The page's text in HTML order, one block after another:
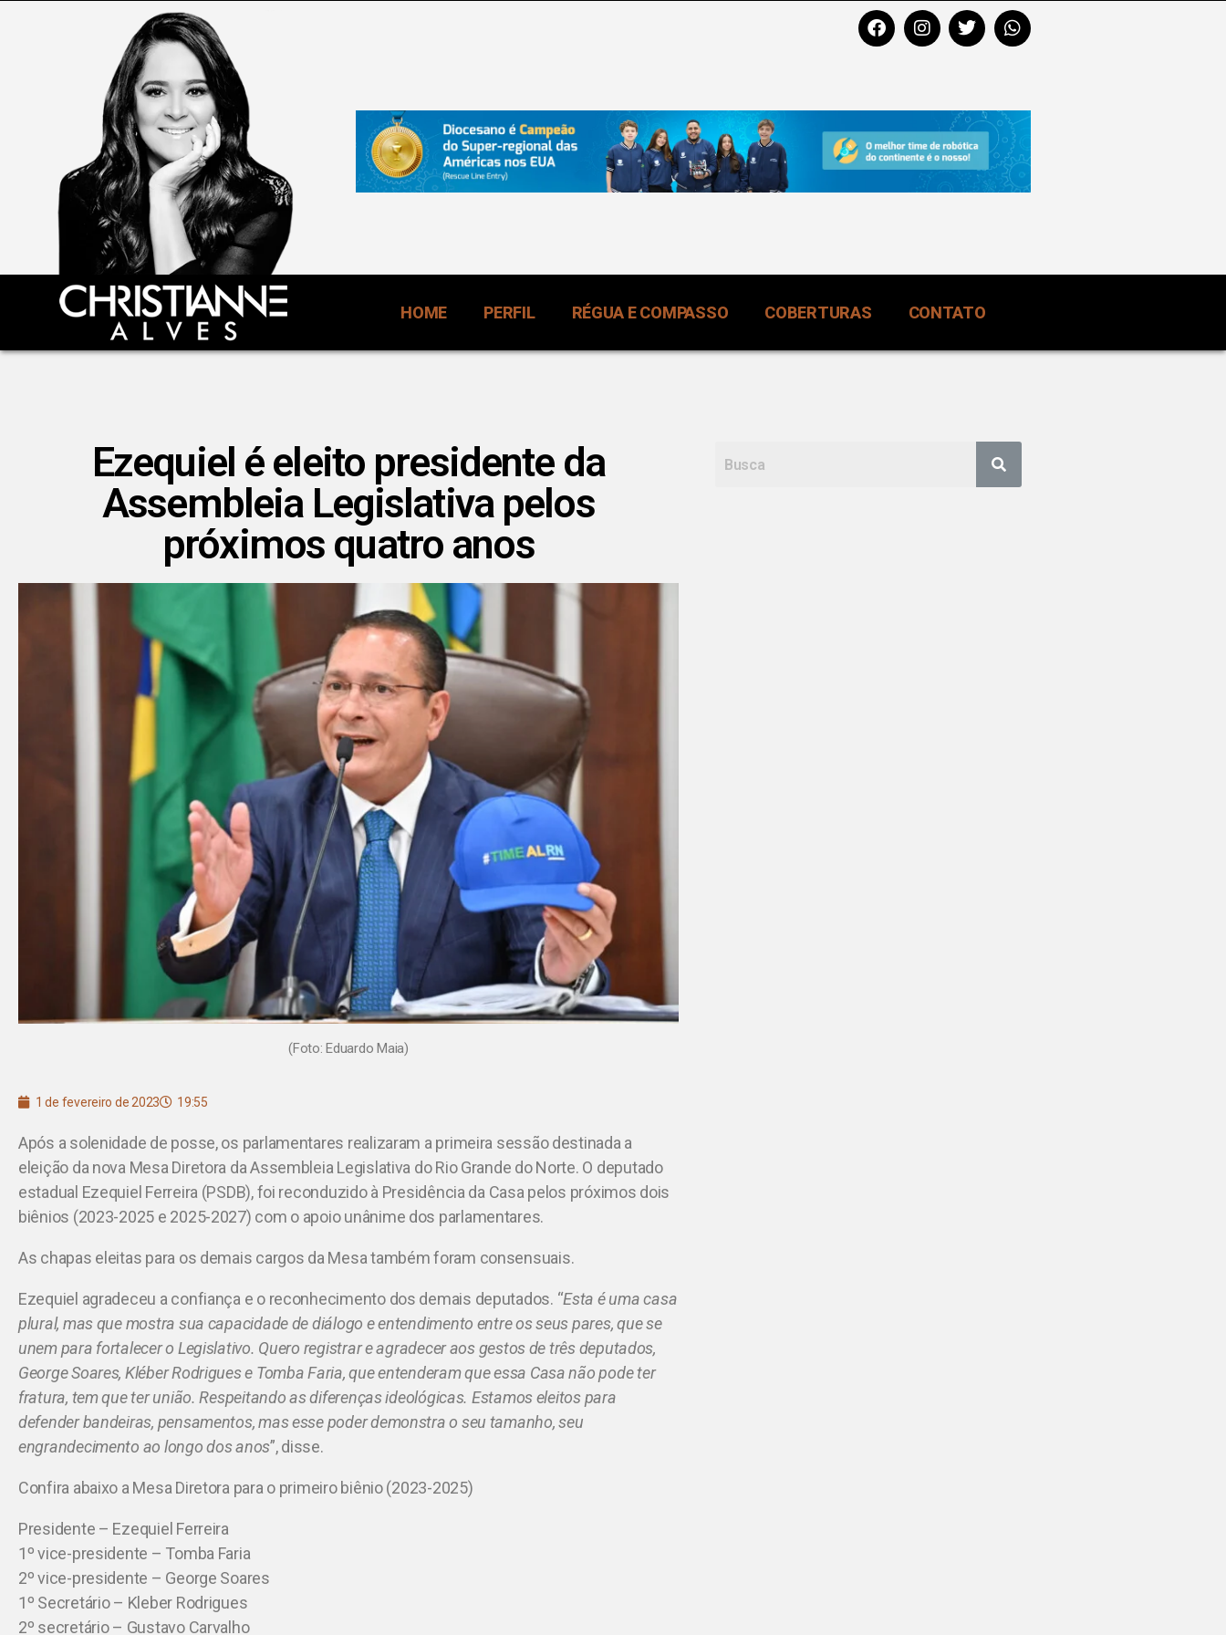
HOME PERFIL RÉGUA E COMPASSO COBERTURAS CONTATO
Ezequiel é eleito presidente da
Assembleia Legislativa pelos
próximos quatro anos
(Foto: Eduardo Maia)
1 de fevereiro de 2023 19:55
Após a solenidade de posse, os parlamentares realizaram a primeira sessão destinada a
eleição da nova Mesa Diretora da Assembleia Legislativa do Rio Grande do Norte. O deputado
estadual Ezequiel Ferreira (PSDB), foi reconduzido à Presidência da Casa pelos próximos dois
biênios (2023-2025 e 2025-2027) com o apoio unânime dos parlamentares.
As chapas eleitas para os demais cargos da Mesa também foram consensuais.
Ezequiel agradeceu a confiança e o reconhecimento dos demais deputados. “Esta é uma casa
plural, mas que mostra sua capacidade de diálogo e entendimento entre os seus pares, que se
unem para fortalecer o Legislativo. Quero registrar e agradecer aos gestos de três deputados,
George Soares, Kléber Rodrigues e Tomba Faria, que entenderam que essa Casa não pode ter
fratura, tem que ter união. Respeitando as diferenças ideológicas. Estamos eleitos para
defender bandeiras, pensamentos, mas esse poder demonstra o seu tamanho, seu
engrandecimento ao longo dos anos”, disse.
Confira abaixo a Mesa Diretora para o primeiro biênio (2023-2025)
Presidente – Ezequiel Ferreira
1º vice-presidente – Tomba Faria
2º vice-presidente – George Soares
1º Secretário – Kleber Rodrigues
2º secretário – Gustavo Carvalho